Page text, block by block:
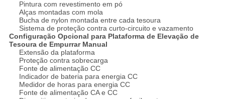
Pintura com revestimento em pó
Alças montadas com mola
Bucha de nylon montada entre cada tesoura
Sistema de proteção contra curto-circuito e vazamento
Configuração Opcional para Plataforma de Elevação de
Tesoura de Empurrar Manual
Extensão da plataforma
Proteção contra sobrecarga
Fonte de alimentação CC
Indicador de bateria para energia CC
Medidor de horas para energia CC
Fonte de alimentação CA e CC